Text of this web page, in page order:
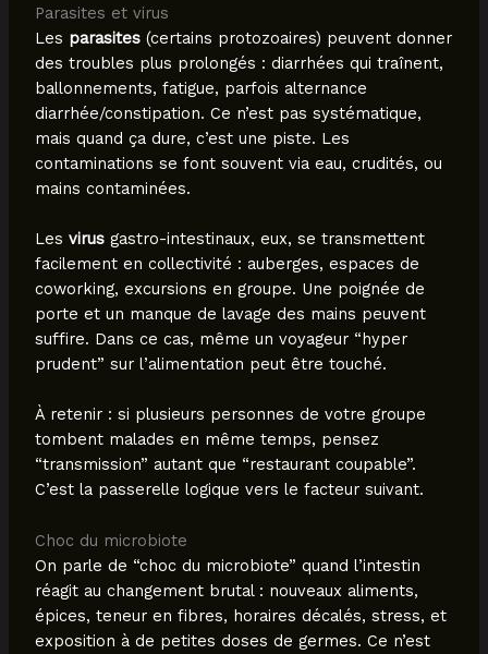
Parasites et virus
Les parasites(certains protozoaires) peuvent donner
des troubles plus prolongés : diarrhées qui traînent,
ballonnements, fatigue, parfois alternance
diarrhée/constipation. Ce n’est pas systématique,
mais quand ça dure, c’est une piste. Les
contaminations se font souvent via eau, crudités, ou
mains contaminées.
Les virusgastro-intestinaux, eux, se transmettent
facilement en collectivité : auberges, espaces de
coworking, excursions en groupe. Une poignée de
porte et un manque de lavage des mains peuvent
suffire. Dans ce cas, même un voyageur “hyper
prudent” sur l’alimentation peut être touché.
À retenir : si plusieurs personnes de votre groupe
tombent malades en même temps, pensez
“transmission” autant que “restaurant coupable”.
C’est la passerelle logique vers le facteur suivant.
Choc du microbiote
On parle de “choc du microbiote” quand l’intestin
réagit au changement brutal : nouveaux aliments,
épices, teneur en fibres, horaires décalés, stress, et
exposition à de petites doses de germes. Ce n’est